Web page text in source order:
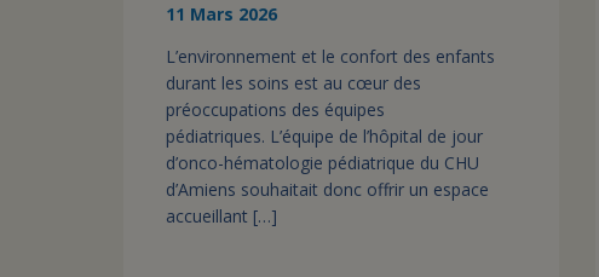
11 Mars 2026
L’environnement et le confort des enfants
durant les soins est au cœur des
préoccupations des équipes
pédiatriques. L’équipe de l’hôpital de jour
d’onco-hématologie pédiatrique du CHU
d’Amiens souhaitait donc offrir un espace
accueillant […]